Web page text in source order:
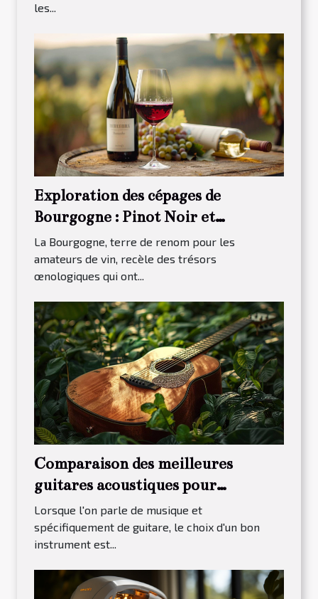
les...
Exploration des cépages de
Bourgogne : Pinot Noir et
Chardonnay
La Bourgogne, terre de renom pour les
amateurs de vin, recèle des trésors
œnologiques qui ont...
Comparaison des meilleures
guitares acoustiques pour
débutants en 2023
Lorsque l'on parle de musique et
spécifiquement de guitare, le choix d'un bon
instrument est...